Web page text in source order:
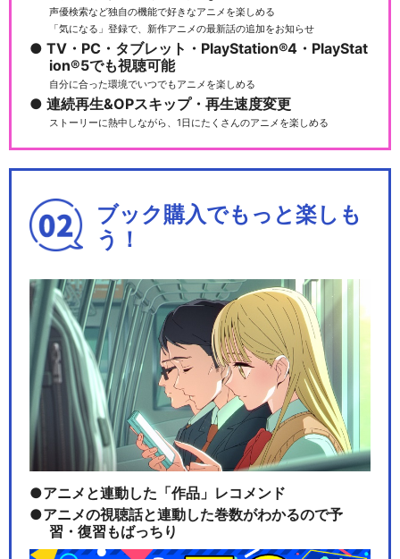
声優検索など独自の機能で好きなアニメを楽しめる
「気になる」登録で、新作アニメの最新話の追加をお知らせ
TV・PC・タブレット・PlayStation®4・PlayStat
ion®5でも視聴可能
自分に合った環境でいつでもアニメを楽しめる
連続再生&OPスキップ・再生速度変更
ストーリーに熱中しながら、1日にたくさんのアニメを楽しめる
ブック購入でもっと楽しも
う！
アニメと連動した「作品」レコメンド
アニメの視聴話と連動した巻数がわかるので予
習・復習もばっちり